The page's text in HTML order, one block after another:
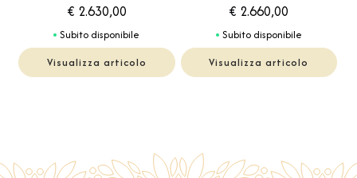
€ 2.630,00
Subito disponibile
Visualizza articolo
€ 2.660,00
Subito disponibile
Visualizza articolo